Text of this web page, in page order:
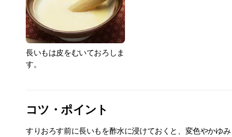
長いもは皮をむいておろしま
す。
コツ・ポイント
すりおろす前に長いもを酢水に浸けておくと、変色やかゆみ